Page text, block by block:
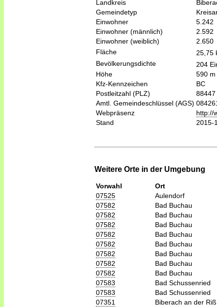
Landkreis
Gemeindetyp
Einwohner
5.242
Einwohner (männlich)
2.592
Einwohner (weiblich)
2.650
Fläche
25,75
Bevölkerungsdichte
204
Höhe
590 m
Kfz-Kennzeichen
BC
Postleitzahl (PLZ)
88447
Amtl. Gemeindeschlüssel (AGS)
Webpräsenz
http://
Stand
2015-
Weitere Orte in der Umgebung
Vorwahl
Ort
07525
Aulendorf
07582
Bad Buchau
07582
Bad Buchau
07582
Bad Buchau
07582
Bad Buchau
07582
Bad Buchau
07582
Bad Buchau
07582
Bad Buchau
07582
Bad Buchau
07583
Bad Schussenried
07583
Bad Schussenried
07351
Biberach an der Riß